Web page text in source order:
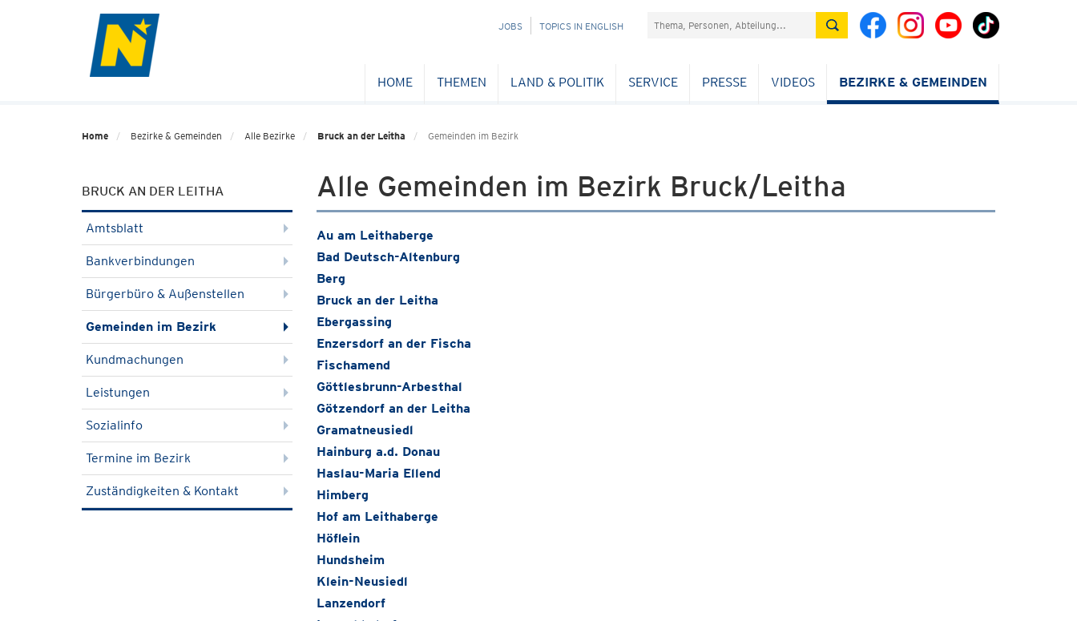
NAVIGATION
JOBS TOPICS IN ENGLISH Suchefeld
HOME THEMEN LAND & POLITIK SERVICE PRESSE VIDEOS BEZIRKE & GEMEINDEN
Home Bezirke & Gemeinden Alle Bezirke Bruck an der Leitha Gemeinden im Bezirk
BRUCK AN DER LEITHA
Amtsblatt
Bankverbindungen
Bürgerbüro & Außenstellen
Gemeinden im Bezirk
Kundmachungen
Leistungen
Sozialinfo
Termine im Bezirk
Zuständigkeiten & Kontakt
Alle Gemeinden im Bezirk Bruck/Leitha
Au am Leithaberge
Bad Deutsch-Altenburg
Berg
Bruck an der Leitha
Ebergassing
Enzersdorf an der Fischa
Fischamend
Göttlesbrunn-Arbesthal
Götzendorf an der Leitha
Gramatneusiedl
Hainburg a.d. Donau
Haslau-Maria Ellend
Himberg
Hof am Leithaberge
Höflein
Hundsheim
Klein-Neusiedl
Lanzendorf